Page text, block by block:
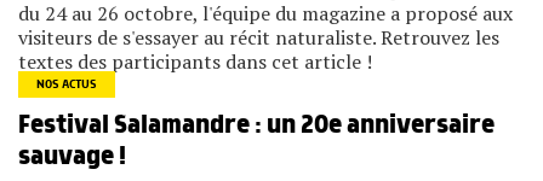
du 24 au 26 octobre, l'équipe du magazine a proposé aux
visiteurs de s'essayer au récit naturaliste. Retrouvez les
textes des participants dans cet article !
NOS ACTUS
Festival Salamandre : un 20e anniversaire
sauvage !